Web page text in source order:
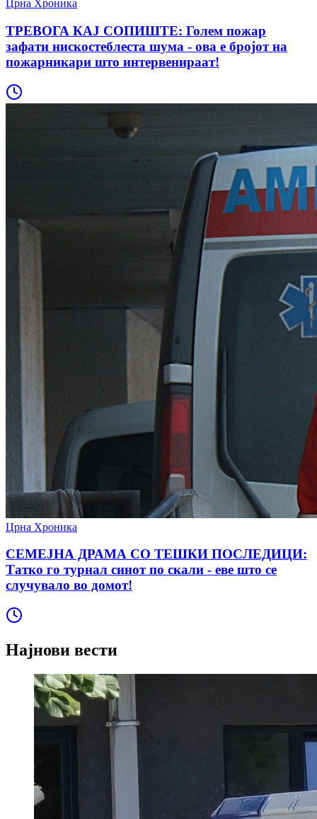
Црна Хроника
ТРЕВОГА КАЈ СОПИШТЕ: Голем пожар
зафати нискостеблеста шума - ова е бројот на
пожарникари што интервенираат!
Црна Хроника
СЕМЕЈНА ДРАМА СО ТЕШКИ ПОСЛЕДИЦИ:
Татко го турнал синот по скали - еве што се
случувало во домот!
Најнови вести